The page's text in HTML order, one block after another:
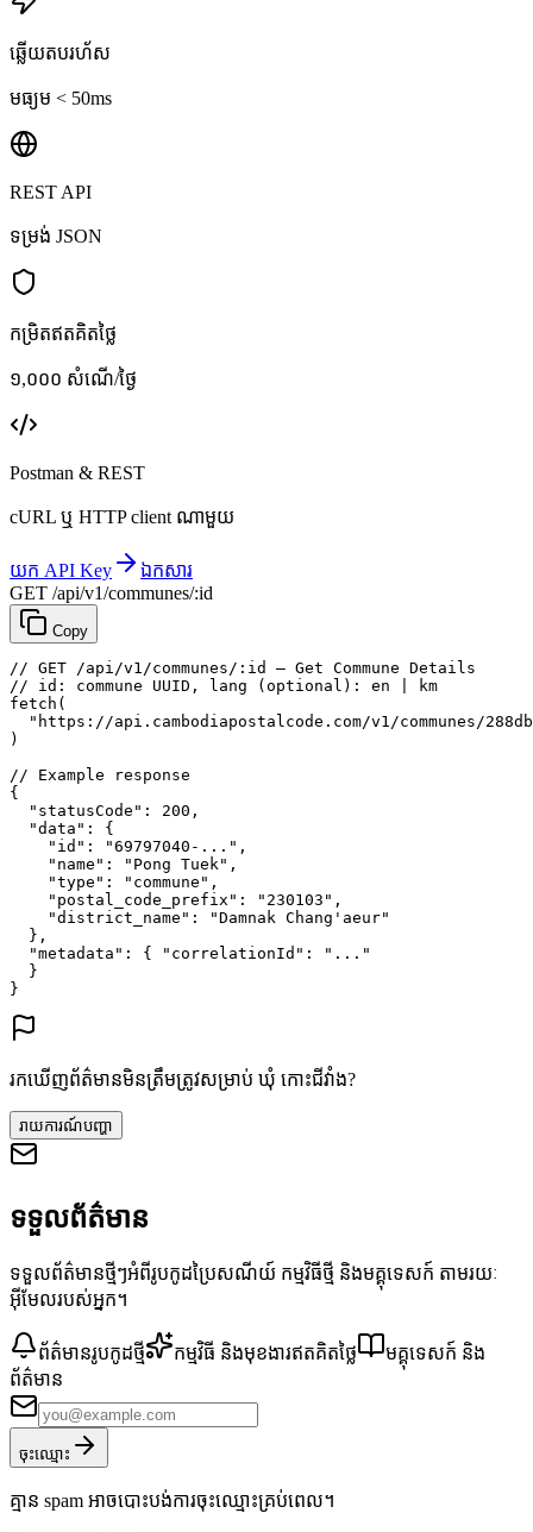
ឆ្លើយតបរហ័ស
មធ្យម < 50ms
REST API
ទម្រង់ JSON
កម្រិតឥតគិតថ្លៃ
១,០០០ សំណើ/ថ្ងៃ
Postman & REST
cURL ឬ HTTP client ណាមួយ
យក API Key
ឯកសារ
GET /api/v1/communes/:id
Copy
// GET /api/v1/communes/:id — Get Commune Details
// id: commune UUID, lang (optional): en | km
fetch (
"https://api.cambodiapostalcode.com/v1/communes/
)
// Example response
{
"statusCode" : 200 ,
"data" : {
"id" : "69797040-..." ,
"name" : "Pong Tuek" ,
"type" : "commune" ,
"postal_code_prefix" : "230103" ,
"district_name" :
"Damnak Chang'aeur"
},
"metadata" : { "correlationId" :
"..."
}
}
រកឃើញព័ត៌មានមិនត្រឹមត្រូវសម្រាប់ ឃុំ កោះជីវាំង?
រាយការណ៍បញ្ហា
ទទួលព័ត៌មាន
ទទួលព័ត៌មានថ្មីៗអំពីរូបកូដប្រៃសណីយ៍ កម្មវិធីថ្មី និងមគ្គុទេសក៍ តាមរយៈ
អ៊ីមែលរបស់អ្នក។
ព័ត៌មានរូបកូដថ្មី កម្មវិធី និងមុខងារឥតគិតថ្លៃ
មគ្គុទេសក៍ និង
ព័ត៌មាន
ចុះឈ្មោះ
គ្មាន spam អាចបោះបង់ការចុះឈ្មោះគ្រប់ពេល។